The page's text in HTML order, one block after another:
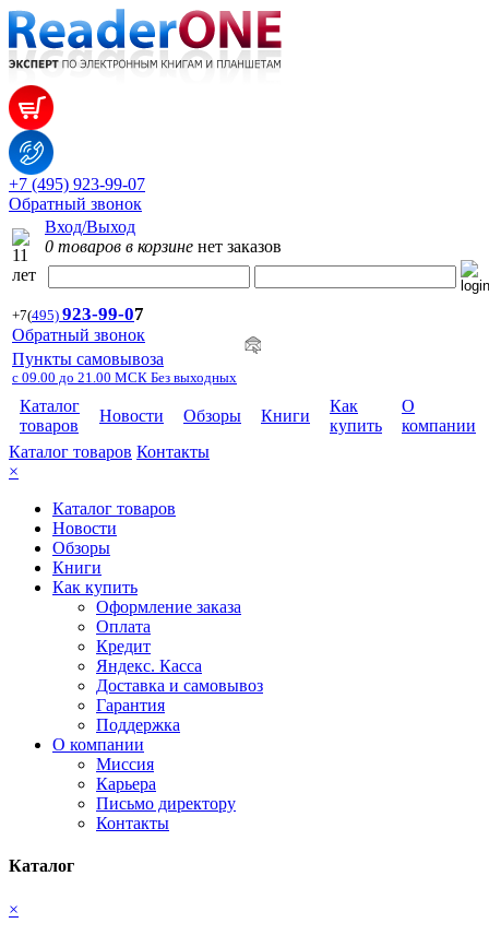
+7 (495) 923-99-07
Обратный звонок
Вход/Выход
0 товаров в корзине нет заказов
+7(495) 923-99-07
Обратный звонок
Пункты самовывоза
с 09.00 до 21.00 МСК Без выходных
Каталог
товаров
Новости Обзоры Книги
Как
купить
О
компании
Каталог товаров Контакты
×
Каталог товаров
Новости
Обзоры
Книги
Как купить
Оформление заказа
Оплата
Кредит
Яндекс. Касса
Доставка и самовывоз
Гарантия
Поддержка
О компании
Миссия
Карьера
Письмо директору
Контакты
Каталог
×